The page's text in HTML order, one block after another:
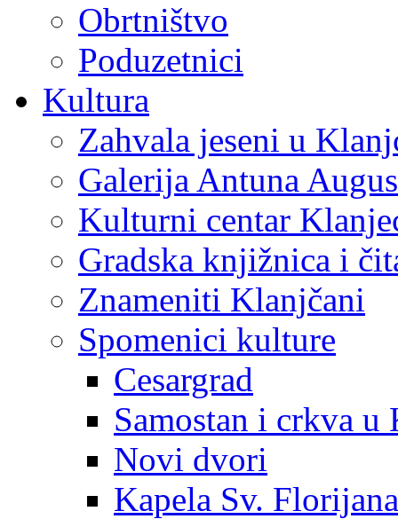
Obrtništvo
Poduzetnici
Kultura
Zahvala jeseni u
Galerija Antuna
Kulturni centar
Gradska knjižnica i
Znameniti Klanjčani
Spomenici kulture
Cesargrad
Samostan i crkva u
Novi dvori
Kapela Sv. Florijana